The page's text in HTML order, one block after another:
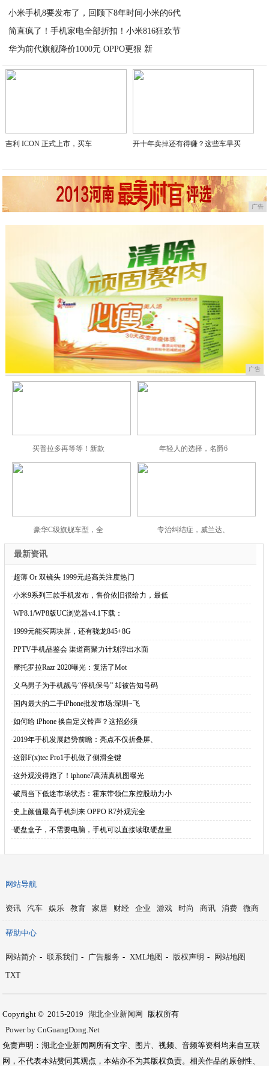
小米手机8要发布了，回顾下8年时间小米的6代
简直疯了！手机家电全部折扣！小米816狂欢节
华为前代旗舰降价1000元 OPPO更狠 新
2020-07-05
吉利 ICON 正式上市，买车 开十年卖掉还有得赚？这些车早买
广告
广告
买普拉多再等等！新款 年轻人的选择，名爵6
豪华C级旗舰车型，全 专治纠结症，威兰达、
最新资讯
·超薄 Or 双镜头 1999元起高关注度热门
·小米9系列三款手机发布，售价依旧很给力，最低
·WP8.1/WP8版UC浏览器v4.1下载：
·1999元能买两块屏，​还有骁龙845+8G
·PPTV手机品鉴会 渠道商聚力计划浮出水面
·摩托罗拉Razr 2020曝光：复活了Mot
· 义乌男子为手机靓号“停机保号” 却被告知号码
· 国内最大的二手iPhone批发市场:深圳~飞
·如何给 iPhone 换自定义铃声？这招必须
·2019年手机发展趋势前瞻：亮点不仅折叠屏、
·这部F(x)tec Pro1手机做了侧滑全键
·这外观没得跑了！iphone7高清真机图曝光
·破局当下低迷市场状态：霍东带领仁东控股助力小
·史上颜值最高手机到来 OPPO R7外观完全
·硬盘盒子，不需要电脑，手机可以直接读取硬盘里
网站导航
资讯 汽车 娱乐 教育 家居 财经 企业 游戏 时尚 商讯 消费 微商
帮助中心
网站简介 - 联系我们 - 广告服务 - XML地图 - 版权声明 -
网站地图
TXT
Copyright © 2015-2019 湖北企业新闻网
版权所有
Power by CnGuangDong.Net
免责声明：湖北企业新闻网所有文字、图片、视频、音频等资料均来自互联
网，不代表本站赞同其观点，本站亦不为其版权负责。相关作品的原创性、